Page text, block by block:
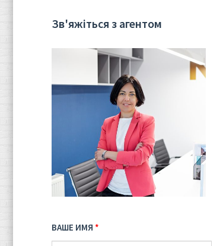
Зв'яжіться з агентом
ВАШЕ ИМЯ